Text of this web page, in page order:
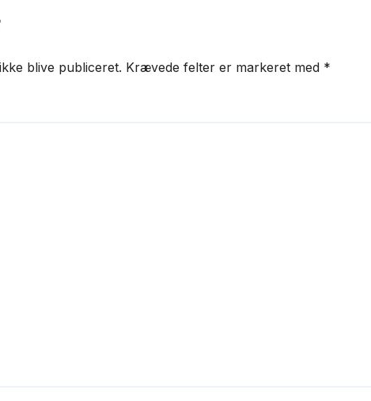
blive publiceret. Krævede felter er markeret med *